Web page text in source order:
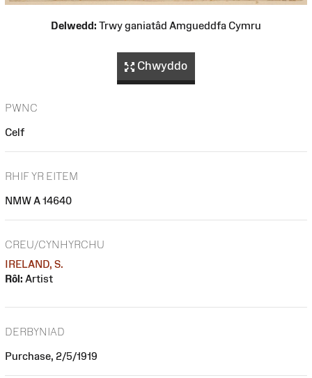
Delwedd: Trwy ganiatâd Amgueddfa Cymru
Chwyddo
PWNC
Celf
RHIF YR EITEM
NMW A 14640
CREU/CYNHYRCHU
IRELAND, S.
Rôl: Artist
DERBYNIAD
Purchase, 2/5/1919